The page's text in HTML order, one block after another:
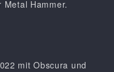
Hammer.
mit Obscura und